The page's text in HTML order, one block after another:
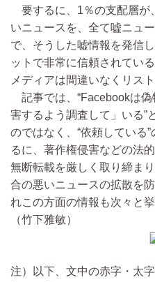
要するに、1％の支配層が
いニュースを、全て嘘ニュ
で、そうした嘘情報を発信
ットで非常に信頼されてい
メディアは間違いなくリス
記事では、“Facebookは偽
害するよう調査して」いる”
のではなく、“依頼している
るに、著作権侵害などの法
無断転載を厳しく取り締ま
合の悪いニュースの拡散を
れこの方面の情報も次々と
（竹下雅敏）
注）以下、文中の赤字・太